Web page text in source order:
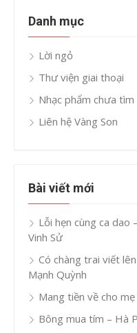
Danh mục
Lời ngỏ
Thư viện giai thoại
Nhạc phẩm chưa
Liên hệ Vàng Son
Bài viết mới
Lỗi hẹn cùng ca dao
Vinh Sử
Có chàng trai viết
Mạnh Quỳnh
Mang tiền về cho
Bông mua tím – Hà